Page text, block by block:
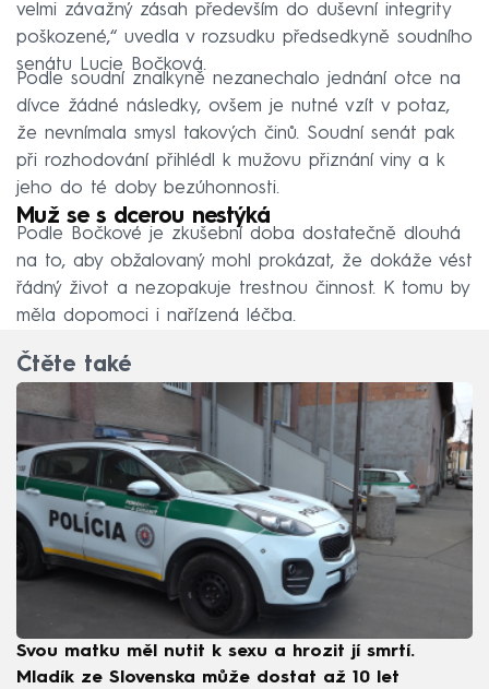
velmi závažný zásah především do duševní integrity
poškozené,“ uvedla v rozsudku předsedkyně soudního
senátu Lucie Bočková.
Podle soudní znalkyně nezanechalo jednání otce na
dívce žádné následky, ovšem je nutné vzít v potaz,
že nevnímala smysl takových činů. Soudní senát pak
při rozhodování přihlédl k mužovu přiznání viny a k
jeho do té doby bezúhonnosti.
Muž se s dcerou nestýká
Podle Bočkové je zkušební doba dostatečně dlouhá
na to, aby obžalovaný mohl prokázat, že dokáže vést
řádný život a nezopakuje trestnou činnost. K tomu by
měla dopomoci i nařízená léčba.
Čtěte také
Svou matku měl nutit k sexu a hrozit jí smrtí.
Mladík ze Slovenska může dostat až 10 let